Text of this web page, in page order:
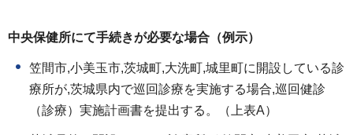
中央保健所にて手続きが必要な場合（例示）
笠間市,小美玉市,茨城町,大洗町,城里町に開設している診
療所が,茨城県内で巡回診療を実施する場合,巡回健診
（診療）実施計画書を提出する。（上表A）